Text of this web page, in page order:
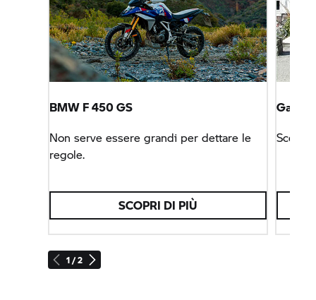
1 / 2
BMW F 450 GS
Non serve essere grandi per dettare le
regole.
SCOPRI DI PIÙ
Scegli